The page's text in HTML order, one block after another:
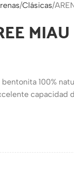
Clásicas
100%
capacidad